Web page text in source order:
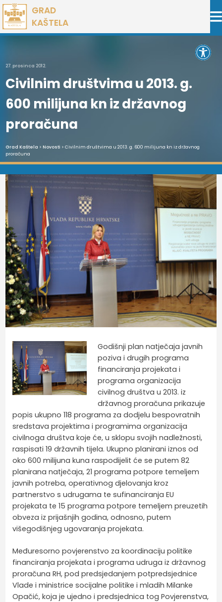
Preskoči
na
sadržaj
GRAD
KAŠTELA
27. prosinca 2012.
Civilnim društvima u 2013. g.
600 milijuna kn iz državnog
proračuna
Grad Kaštela > Novosti > Civilnim društvima u 2013. g. 600 milijuna kn iz državnog
proračuna
Godišnji plan natječaja javnih
poziva i drugih programa
financiranja projekata i
programa organizacija
civilnog društva u 2013. iz
državnog proračuna prikazuje
popis ukupno 118 programa za dodjelu bespovratnih
sredstava projektima i programima organizacija
civilnoga društva koje će, u sklopu svojih nadležnosti,
raspisati 19 državnih tijela. Ukupno planirani iznos od
oko 600 milijuna kuna raspodijelit će se putem 82
planirana natječaja, 21 programa potpore temeljem
javnih potreba, operativnog djelovanja kroz
partnerstvo s udrugama te sufinanciranja EU
projekata te 15 programa potpore temeljem preuzetih
obveza iz prijašnjih godina, odnosno, putem
višegodišnjeg ugovaranja projekata.
Međuresorno povjerenstvo za koordinaciju politike
financiranja projekata i programa udruga iz državnog
proračuna RH, pod predsjedanjem potpredsjednice
Vlade i ministrice socijalne politike i mladih Milanke
Opačić, koja je ujedno i predsjednica tog Povjerenstva,